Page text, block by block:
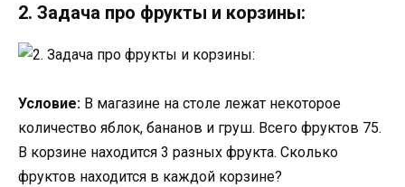
2. Задача про фрукты и корзины:
Условие: В магазине на столе лежат некоторое
количество яблок, бананов и груш. Всего фруктов 75.
В корзине находится 3 разных фрукта. Сколько
фруктов находится в каждой корзине?